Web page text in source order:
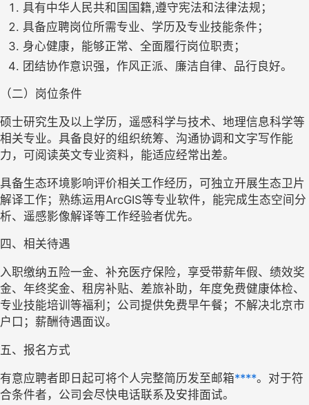
具有中华人民共和国国籍,遵守宪法和法律法规；
具备应聘岗位所需专业、学历及专业技能条件；
身心健康，能够正常、全面履行岗位职责；
团结协作意识强，作风正派、廉洁自律、品行良好。
（二）岗位条件
硕士研究生及以上学历，遥感科学与技术、地理信息科学等
相关专业。具备良好的组织统筹、沟通协调和文字写作能
力，可阅读英文专业资料，能适应经常出差。
具备生态环境影响评价相关工作经历，可独立开展生态卫片
解译工作；熟练运用ArcGIS等专业软件，能完成生态空间分
析、遥感影像解译等工作经验者优先。
四、相关待遇
入职缴纳五险一金、补充医疗保险，享受带薪年假、绩效奖
金、年终奖金、租房补贴、差旅补助，年度免费健康体检、
专业技能培训等福利；公司提供免费早午餐；不解决北京市
户口；薪酬待遇面议。
五、报名方式
有意应聘者即日起可将个人完整简历发至邮箱****。对于符
合条件者，公司会尽快电话联系及安排面试。